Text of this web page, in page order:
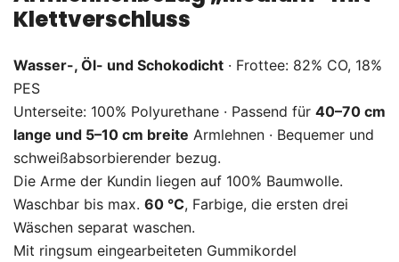
Klettverschluss
Wasser-, Öl- und Schokodicht · Frottee: 82% CO, 18%
PES
Unterseite: 100% Polyurethane · Passend für 40–70 cm
lange und 5–10 cm breite Armlehnen · Bequemer und
schweißabsorbierender bezug.
Die Arme der Kundin liegen auf 100% Baumwolle.
Waschbar bis max. 60 °C, Farbige, die ersten drei
Wäschen separat waschen.
Mit ringsum eingearbeiteten Gummikordel